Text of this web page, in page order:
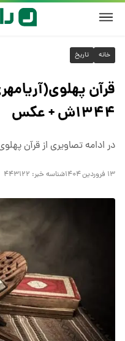
خانه تاریخ
قرآن
۱۳۴۴ش + عکس
در ادامه تصاویری از قرآن
۱۳ فروردین ۱۴۰۴ شناسه خبر: ۴۴۳۱۲۲